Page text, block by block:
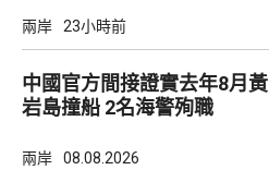
兩岸 23小時前
中國官方間接證實去年8月黃
岩島撞船 2名海警殉職
兩岸 08.08.2026